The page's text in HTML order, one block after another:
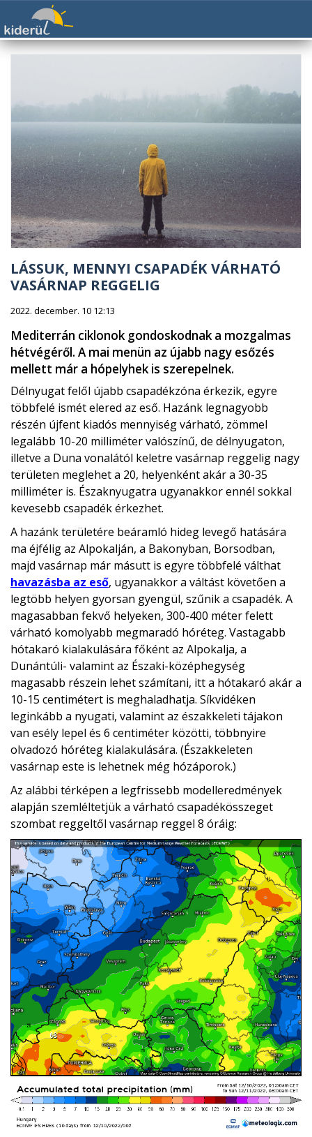
LÁSSUK, MENNYI CSAPADÉK VÁRHATÓ
VASÁRNAP REGGELIG
2022. december. 10 12:13
Mediterrán ciklonok gondoskodnak a mozgalmas
hétvégéről. A mai menün az újabb nagy esőzés
mellett már a hópelyhek is szerepelnek.
Délnyugat felől újabb csapadékzóna érkezik, egyre
többfelé ismét elered az eső. Hazánk legnagyobb
részén újfent kiadós mennyiség várható, zömmel
legalább 10-20 milliméter valószínű, de délnyugaton,
illetve a Duna vonalától keletre vasárnap reggelig nagy
területen meglehet a 20, helyenként akár a 30-35
milliméter is. Északnyugatra ugyanakkor ennél sokkal
kevesebb csapadék érkezhet.
A hazánk területére beáramló hideg levegő hatására
ma éjfélig az Alpokalján, a Bakonyban, Borsodban,
majd vasárnap már másutt is egyre többfelé válthat
havazásba az eső, ugyanakkor a váltást követően a
legtöbb helyen gyorsan gyengül, szűnik a csapadék. A
magasabban fekvő helyeken, 300-400 méter felett
várható komolyabb megmaradó hóréteg. Vastagabb
hótakaró kialakulására főként az Alpokalja, a
Dunántúli- valamint az Északi-középhegység
magasabb részein lehet számítani, itt a hótakaró akár a
10-15 centimétert is meghaladhatja. Síkvidéken
leginkább a nyugati, valamint az északkeleti tájakon
van esély lepel és 6 centiméter közötti, többnyire
olvadozó hóréteg kialakulására. (Északkeleten
vasárnap este is lehetnek még hózáporok.)
Az alábbi térképen a legfrissebb modelleredmények
alapján szemléltetjük a várható csapadékösszeget
szombat reggeltől vasárnap reggel 8 óráig: